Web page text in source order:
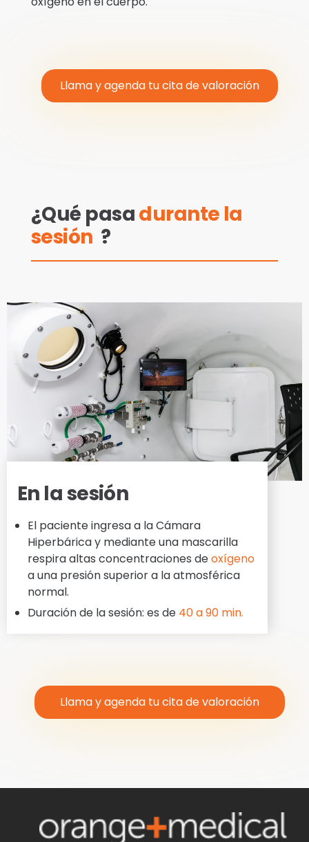
Llama y agenda tu cita de valoración
¿Qué pasadurante la
sesión ?
En la sesión
El paciente ingresa a la Cámara
Hiperbárica y mediante una mascarilla
respira altas concentraciones deoxígeno
a una presión superior a la atmosférica
normal.
Duración de la sesión: es de 40 a 90 min.
Llama y agenda tu cita de valoración